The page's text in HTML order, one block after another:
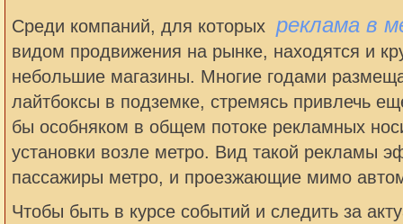
Среди компаний, для которых реклама в
видом продвижения на рынке, находятся и
небольшие магазины. Многие годами
лайтбоксы в подземке, стремясь привлечь
бы особняком в общем потоке рекламных
установки возле метро. Вид такой рекламы
пассажиры метро, и проезжающие мимо
Чтобы быть в курсе событий и следить за